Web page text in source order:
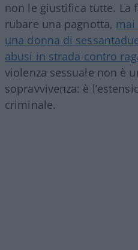
non le giustifica tutte. La
rubare una pagnotta,
una donna di
abusi in strada contro
violenza sessuale non è
sopravvivenza: è
criminale.